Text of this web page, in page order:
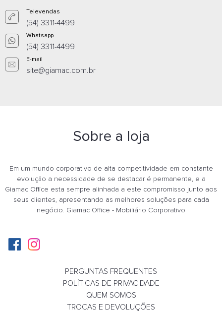
Televendas
(54) 3311-4499
Whatsapp
(54) 3311-4499
E-mail
site@giamac.com.br
Sobre a loja
Em um mundo corporativo de alta competitividade em constante
evolução a necessidade de se destacar é permanente, e a
Giamac Office esta sempre alinhada a este compromisso junto aos
seus clientes, apresentando as melhores soluções para cada
negócio. Giamac Office - Mobiliário Corporativo
PERGUNTAS FREQUENTES
POLÍTICAS DE PRIVACIDADE
QUEM SOMOS
TROCAS E DEVOLUÇÕES